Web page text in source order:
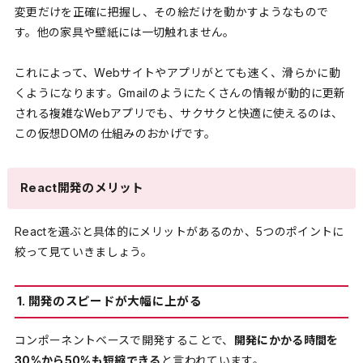
変更だけを正確に把握し、その絵だけを動かすようなもので
す。他の家具や壁紙には一切触れません。
これによって、Webサイトやアプリがとても速く、滑らかに動
くようになります。Gmailのようにたくさんの情報が動的に更新
される複雑なWebアプリでも、サクサクと快適に使えるのは、
この仮想DOMの仕組みのおかげです。
React開発のメリット
Reactを選ぶと具体的にメリットがあるのか、5つのポイントに
絞って見ていきましょう。
1. 開発のスピードが大幅に上がる
コンポーネントベースで開発することで、
開発にかかる時間を